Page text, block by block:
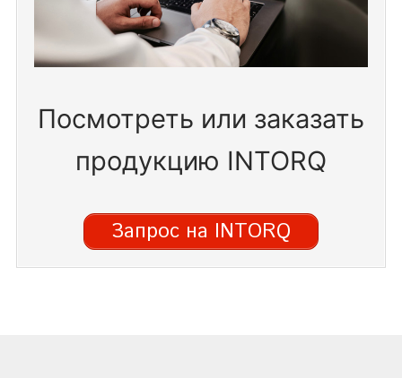
Посмотреть или заказать
продукцию INTORQ
Запрос на INTORQ